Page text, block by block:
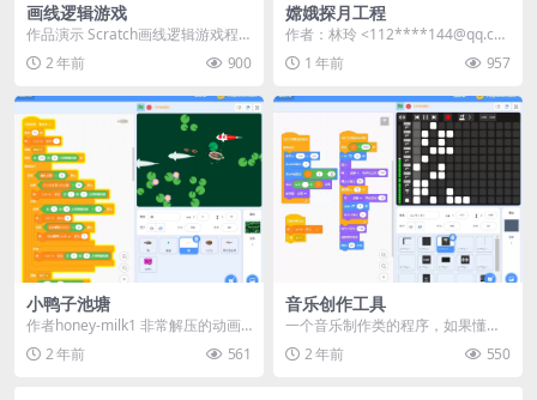
画线逻辑游戏
作品演示 Scratch画线逻辑游戏程
序说明 项目名称: 画线逻辑游戏 概
要: ...2 年前 900
嫦娥探月工程
作者：林玲 <112****144@qq.co
m> | 站内用户投稿...
1 年前 957
小鸭子池塘
作者honey-milk1 非常解压的动画
游戏，用鼠标控制鸭妈妈在池塘里
寻找小鸭...
2 年前 561
音乐创作工具
一个音乐制作类的程序，如果懂乐
理知识可以用来制作好听的音乐。
演示2 年前 550